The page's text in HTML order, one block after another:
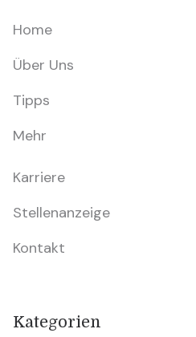
Home
Über Uns
Tipps
Mehr
Karriere
Stellenanzeige
Kontakt
Kategorien